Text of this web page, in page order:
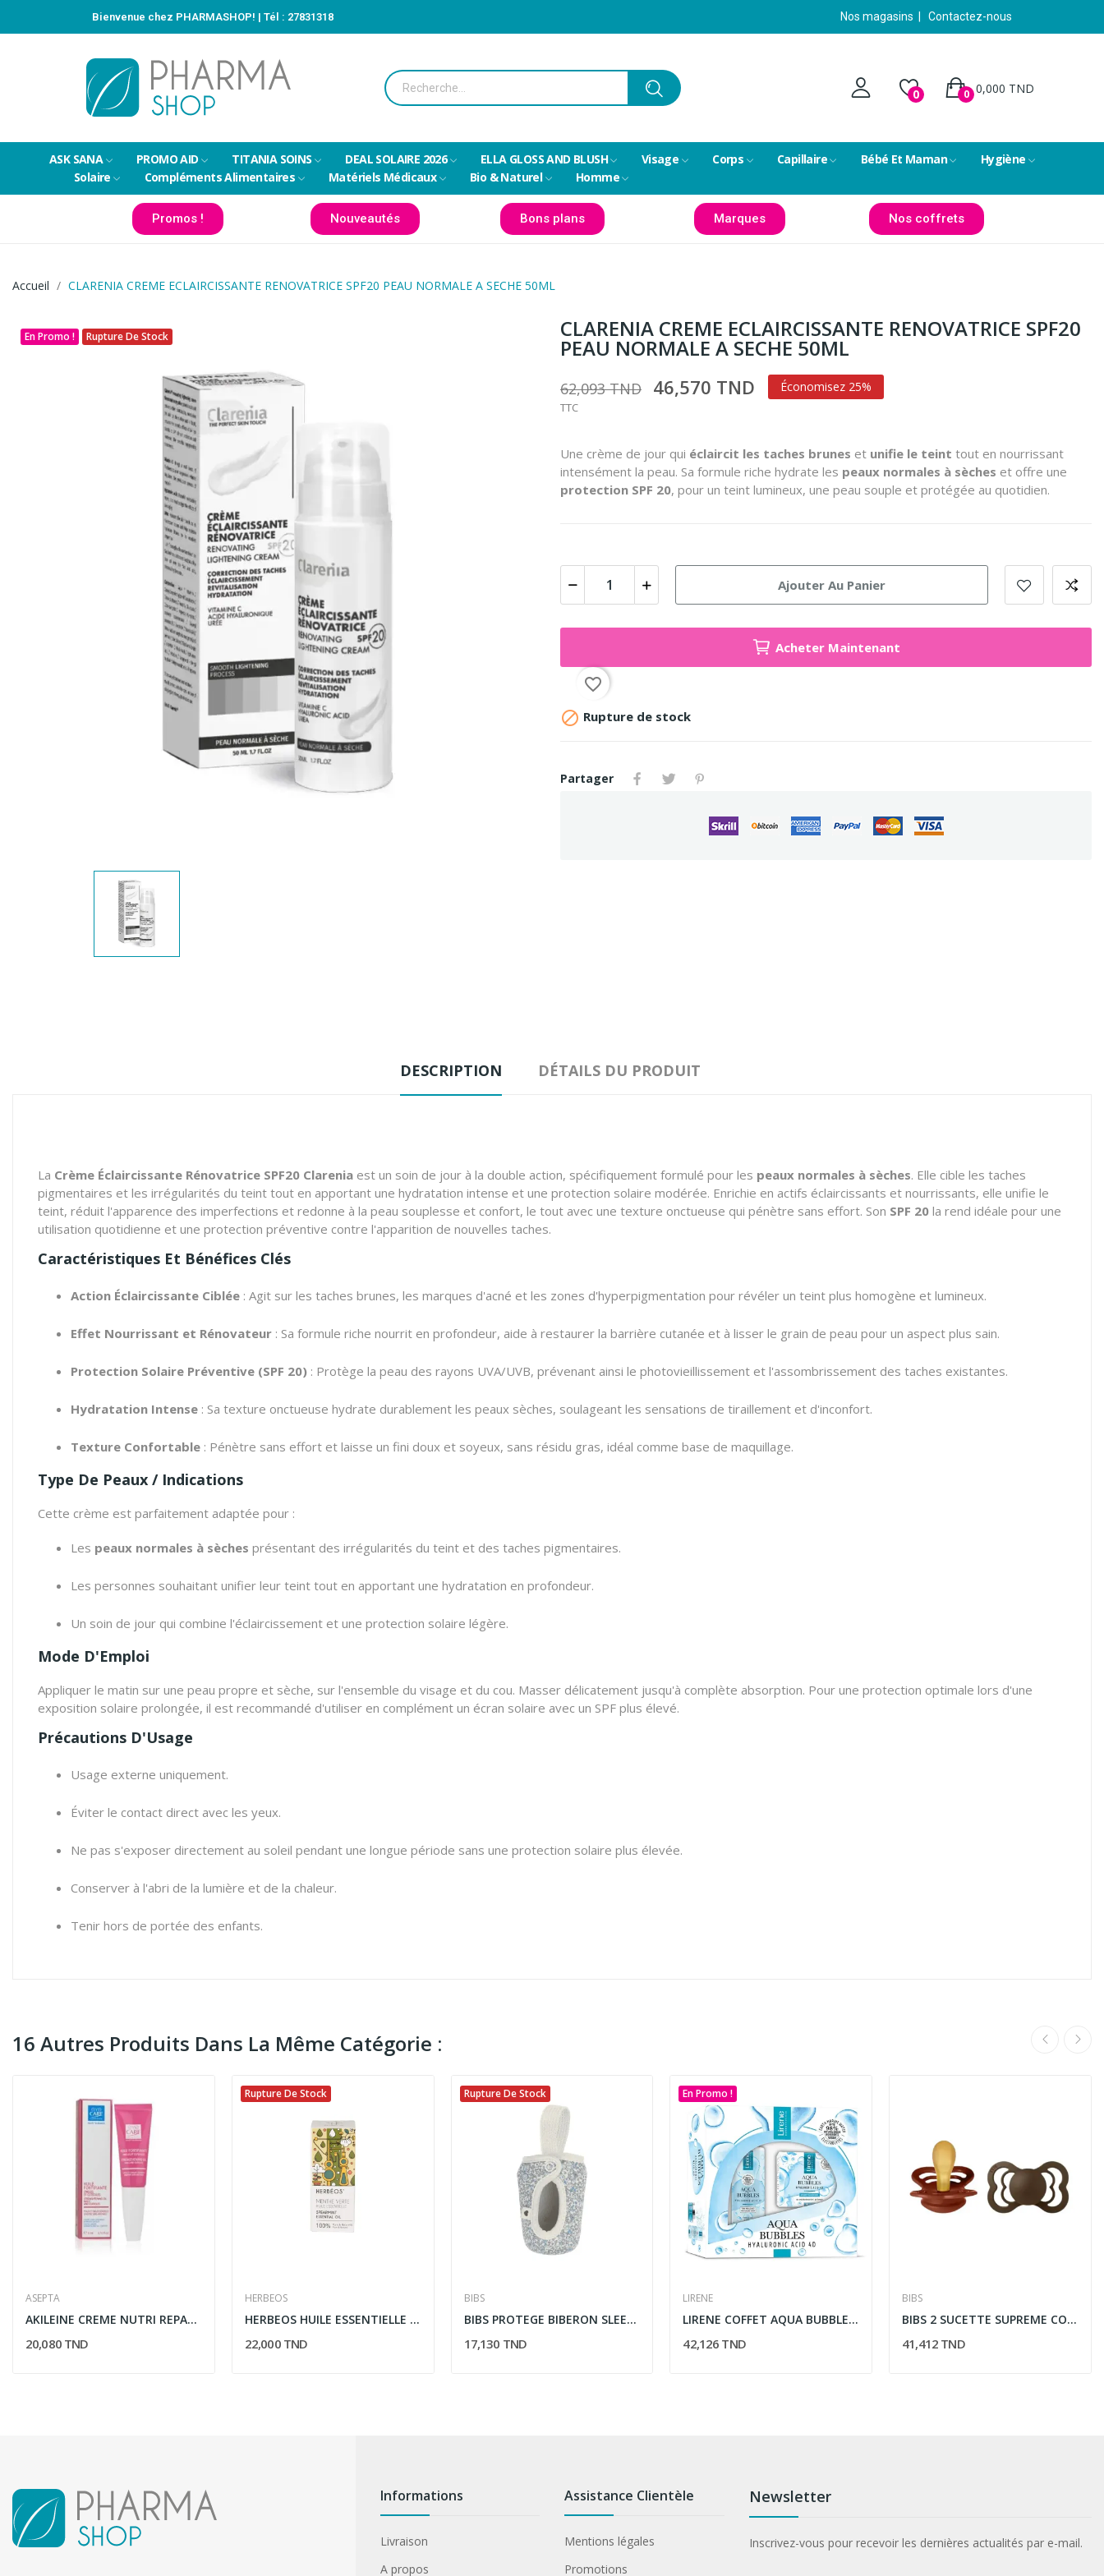
Bienvenue chez PHARMASHOP! | Tél : 27831318 Nos magasins Contactez-nous
0 0,000 TND
0
ASK SANA PROMO AID TITANIA SOINS DEAL SOLAIRE 2026 ELLA GLOSS AND BLUSH Visage Corps Capillaire Bébé Et Maman
Hygiène
Solaire
Compléments Alimentaires Matériels Médicaux Bio & Naturel Homme
Promos ! Nouveautés Bons plans Marques Nos coffrets
Accueil CLARENIA CREME ECLAIRCISSANTE RENOVATRICE SPF20 PEAU NORMALE A SECHE 50ML
En Promo ! Rupture De Stock CLARENIA CREME ECLAIRCISSANTE RENOVATRICE SPF20
PEAU NORMALE A SECHE 50ML
62,093 TND 46,570 TND Économisez 25%
TTC
Une crème de jour qui éclaircit les taches brunes et unifie le teint tout en nourrissant
intensément la peau. Sa formule riche hydrate les peaux normales à sèches et offre une
protection SPF 20, pour un teint lumineux, une peau souple et protégée au quotidien.
Ajouter Au Panier
Acheter Maintenant
favorite_border
 Rupture de stock
Partager
DESCRIPTION DÉTAILS DU PRODUIT
La Crème Éclaircissante Rénovatrice SPF20 Clarenia est un soin de jour à la double action, spécifiquement formulé pour les peaux normales à sèches. Elle cible les taches
pigmentaires et les irrégularités du teint tout en apportant une hydratation intense et une protection solaire modérée. Enrichie en actifs éclaircissants et nourrissants, elle unifie le
teint, réduit l'apparence des imperfections et redonne à la peau souplesse et confort, le tout avec une texture onctueuse qui pénètre sans effort. Son SPF 20 la rend idéale pour une
utilisation quotidienne et une protection préventive contre l'apparition de nouvelles taches.
Caractéristiques Et Bénéfices Clés
Action Éclaircissante Ciblée : Agit sur les taches brunes, les marques d'acné et les zones d'hyperpigmentation pour révéler un teint plus homogène et lumineux.
Effet Nourrissant et Rénovateur : Sa formule riche nourrit en profondeur, aide à restaurer la barrière cutanée et à lisser le grain de peau pour un aspect plus sain.
Protection Solaire Préventive (SPF 20) : Protège la peau des rayons UVA/UVB, prévenant ainsi le photovieillissement et l'assombrissement des taches existantes.
Hydratation Intense : Sa texture onctueuse hydrate durablement les peaux sèches, soulageant les sensations de tiraillement et d'inconfort.
Texture Confortable : Pénètre sans effort et laisse un fini doux et soyeux, sans résidu gras, idéal comme base de maquillage.
Type De Peaux / Indications
Cette crème est parfaitement adaptée pour :
Les peaux normales à sèches présentant des irrégularités du teint et des taches pigmentaires.
Les personnes souhaitant unifier leur teint tout en apportant une hydratation en profondeur.
Un soin de jour qui combine l'éclaircissement et une protection solaire légère.
Mode D'Emploi
Appliquer le matin sur une peau propre et sèche, sur l'ensemble du visage et du cou. Masser délicatement jusqu'à complète absorption. Pour une protection optimale lors d'une
exposition solaire prolongée, il est recommandé d'utiliser en complément un écran solaire avec un SPF plus élevé.
Précautions D'Usage
Usage externe uniquement.
Éviter le contact direct avec les yeux.
Ne pas s'exposer directement au soleil pendant une longue période sans une protection solaire plus élevée.
Conserver à l'abri de la lumière et de la chaleur.
Tenir hors de portée des enfants.
16 Autres Produits Dans La Même Catégorie :
ASEPTA
AKILEINE CREME NUTRI REPARATRICE PIEDS SECS 50ML
20,080 TND
Rupture De Stock
HERBEOS
HERBEOS HUILE ESSENTIELLE DE MENTHE VERTE 5ML
22,000 TND
Rupture De Stock
BIBS
BIBS PROTEGE BIBERON SLEEVE SMALL ELOISE LVORY
17,130 TND
En Promo !
LIRENE
LIRENE COFFET AQUA BUBBLES HYDRO GEL 50ML+EAU...
42,126 TND
BIBS
BIBS 2 SUCETTE SUPREME COLLECTION RUST MOCHA...
41,412 TND
Informations
Livraison
A propos
Assistance Clientèle
Mentions légales
Promotions
Newsletter
Inscrivez-vous pour recevoir les dernières actualités par e-mail.